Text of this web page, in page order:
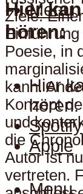
Menu
Hier
hören:
Hier
hören:
Spotify
Apple
Menu
Ziele:
Poesie, in
kann.
Konzept
und
die
Autor ist
vertreten.